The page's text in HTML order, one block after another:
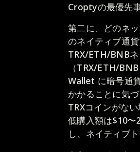
Croptyの最優先
第二に、どのネ
のネイティブ通
TRX/ETH/BNB
（TRX/ETH/
Wallet に暗号通
かかることに気
TRXコインがな
低購入額は$10
し、ネイティブ